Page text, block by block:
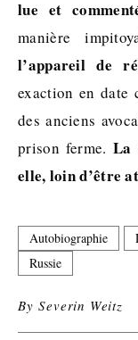
lue et
manière
l’appareil de
exaction en date
des anciens
prison ferme. La
elle, loin d’être
Autobiographie
Russie
BySeverin Weitz